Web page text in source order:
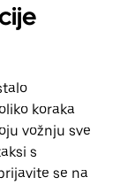
koraka
vožnju sve
s
se na